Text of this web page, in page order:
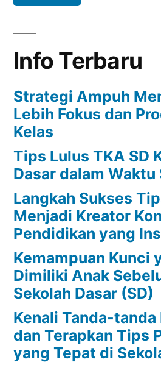
Info Terbaru
Strategi Ampuh
Lebih Fokus dan
Kelas
Tips Lulus TKA SD
Dasar dalam Waktu
Langkah Sukses
Menjadi Kreator
Pendidikan yang
Kemampuan Kunci
Dimiliki Anak
Sekolah Dasar (SD)
Kenali Tanda-
dan Terapkan Tips
yang Tepat di